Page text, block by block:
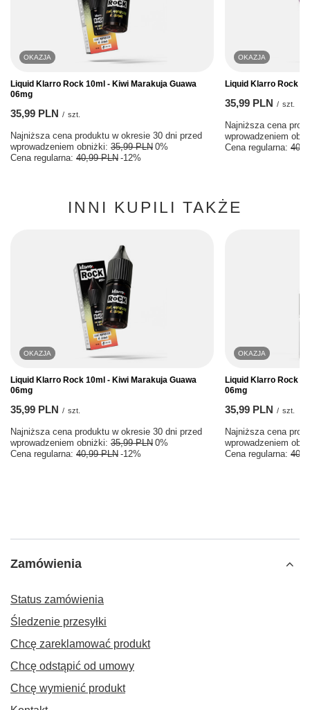
OKAZJA
Liquid Klarro Rock 10ml - Kiwi Marakuja Guawa
06mg
35,99 PLN / szt.
Najniższa cena produktu w okresie 30 dni przed
wprowadzeniem obniżki: 35,99 PLN 0%
Cena regularna: 40,99 PLN -12%
OKAZJA
Liquid Klarro Rock
35,99 PLN / szt.
Najniższa cena
wprowadzeniem
Cena regularna:
INNI KUPILI TAKŻE
OKAZJA
Liquid Klarro Rock 10ml - Kiwi Marakuja Guawa
06mg
35,99 PLN / szt.
Najniższa cena produktu w okresie 30 dni przed
wprowadzeniem obniżki: 35,99 PLN 0%
Cena regularna: 40,99 PLN -12%
OKAZJA
Liquid Klarro Rock
06mg
35,99 PLN / szt.
Najniższa cena
wprowadzeniem
Cena regularna:
Zamówienia
Status zamówienia
Śledzenie przesyłki
Chcę zareklamować produkt
Chcę odstąpić od umowy
Chcę wymienić produkt